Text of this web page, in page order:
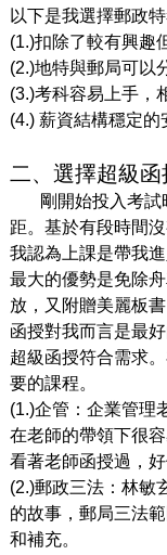
以下是我選擇郵政
(1.)扣除了較有興趣
(2.)地特與郵局可以
(3.)考科容易上手，
(4.) 薪資結構穩定的
二、選擇超級函
剛開始投入考試
距。基於有段時間
我認為上課是帶我
最大的優勢是免除
放，又附贈美麗板
函授對我而言是最
超級函授符合需求
要的課程。
(1.)企管：企業管理
在老師的帶領下很
看著老師函授過，
(2.)郵政三法：林敏
的故事，郵局三法
和補充。